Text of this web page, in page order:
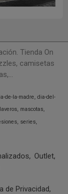
Tienda On
camisetas
de-la-madre dia-del-
mascotas
series
Outlet
de Privacidad